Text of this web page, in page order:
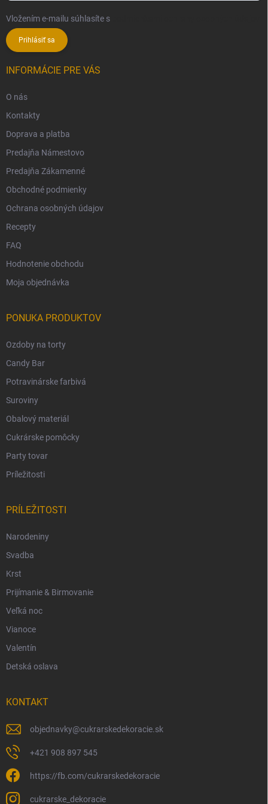
Vložením e-mailu súhlasíte s
Prihlásiť sa
INFORMÁCIE PRE VÁS
O nás
Kontakty
Doprava a platba
Predajňa Námestovo
Predajňa Zákamenné
Obchodné podmienky
Ochrana osobných údajov
Recepty
FAQ
Hodnotenie obchodu
Moja objednávka
PONUKA PRODUKTOV
Ozdoby na torty
Candy Bar
Potravinárske farbivá
Suroviny
Obalový materiál
Cukrárske pomôcky
Party tovar
Príležitosti
PRÍLEŽITOSTI
Narodeniny
Svadba
Krst
Prijímanie & Birmovanie
Veľká noc
Vianoce
Valentín
Detská oslava
KONTAKT
objednavky@cukrarskedekoracie.sk
+421 908 897 545
https://fb.com/cukrarskedekoracie
cukrarske_dekoracie